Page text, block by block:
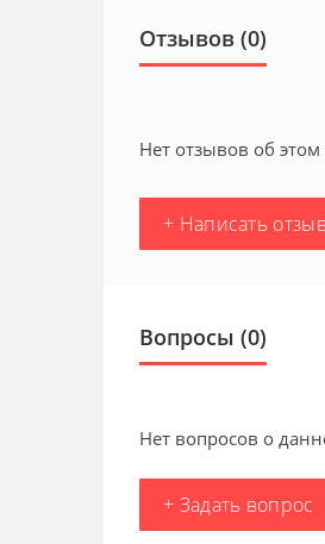
Отзывов (0)
Нет отзывов об этом
+ Написать
Вопросы (0)
Нет вопросов о
+ Задать вопрос